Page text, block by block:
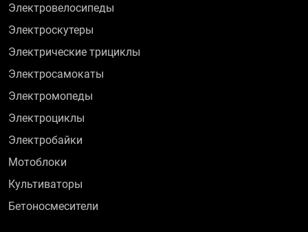
Электровелосипеды
Электроскутеры
Электрические трициклы
Электросамокаты
Электромопеды
Электроциклы
Электробайки
Мотоблоки
Культиваторы
Бетоносмесители